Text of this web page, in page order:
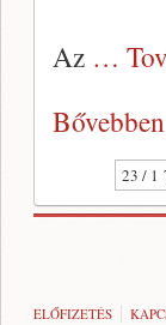
Az …
Bővebben
23 / 1
ELŐFIZETÉS